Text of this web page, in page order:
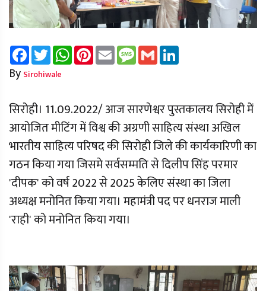
FacebookTwitterWhatsAppPinterest
Email Message
Gmail
By Sirohiwale
सिरोही। 11.09.2022/ आज सारणेश्वर पुस्तकालय सिरोही में
आयोजित मीटिंग में विश्व की अग्रणी साहित्य संस्था अखिल
भारतीय साहित्य परिषद की सिरोही जिले की कार्यकारिणी का
गठन किया गया जिसमे सर्वसम्मति से दिलीप सिंह परमार
'दीपक' को वर्ष 2022 से 2025 केलिए संस्था का जिला
अध्यक्ष मनोनित किया गया। महामंत्री पद पर धनराज माली
'राही' को मनोनित किया गया।